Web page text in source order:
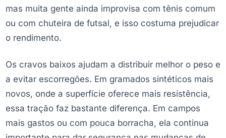
mas muita gente ainda improvisa com tênis comum
ou com chuteira de futsal, e isso costuma prejudicar
o rendimento.
Os cravos baixos ajudam a distribuir melhor o peso e
a evitar escorregões. Em gramados sintéticos mais
novos, onde a superfície oferece mais resistência,
essa tração faz bastante diferença. Em campos
mais gastos ou com pouca borracha, ela continua